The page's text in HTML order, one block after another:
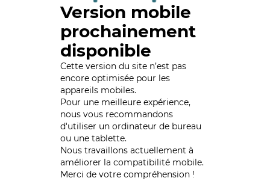
Version mobile
prochainement
disponible
Cette version du site n’est pas
encore optimisée pour les
appareils mobiles.
Pour une meilleure expérience,
nous vous recommandons
d'utiliser un ordinateur de bureau
ou une tablette.
Nous travaillons actuellement à
améliorer la compatibilité mobile.
Merci de votre compréhension !